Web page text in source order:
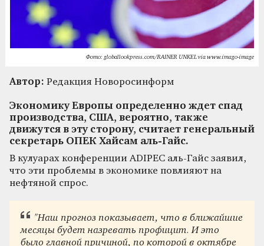
Фото: globallookpress.com/RAINER UNKEL via www.imago-image
Автор: Редакция Новоросинформ
Экономику Европы определенно ждет спад
производства, США, вероятно, также
движутся в эту сторону, считает генеральный
секретарь ОПЕК Хайсам аль-Гайс.
В кулуарах конференции ADIPEC аль-Гайс заявил,
что эти проблемы в экономике повлияют на
нефтяной спрос.
"Наш прогноз показывает, что в ближайшие
месяцы будет назревать профицит. И это
было главной причиной, по которой в октябре